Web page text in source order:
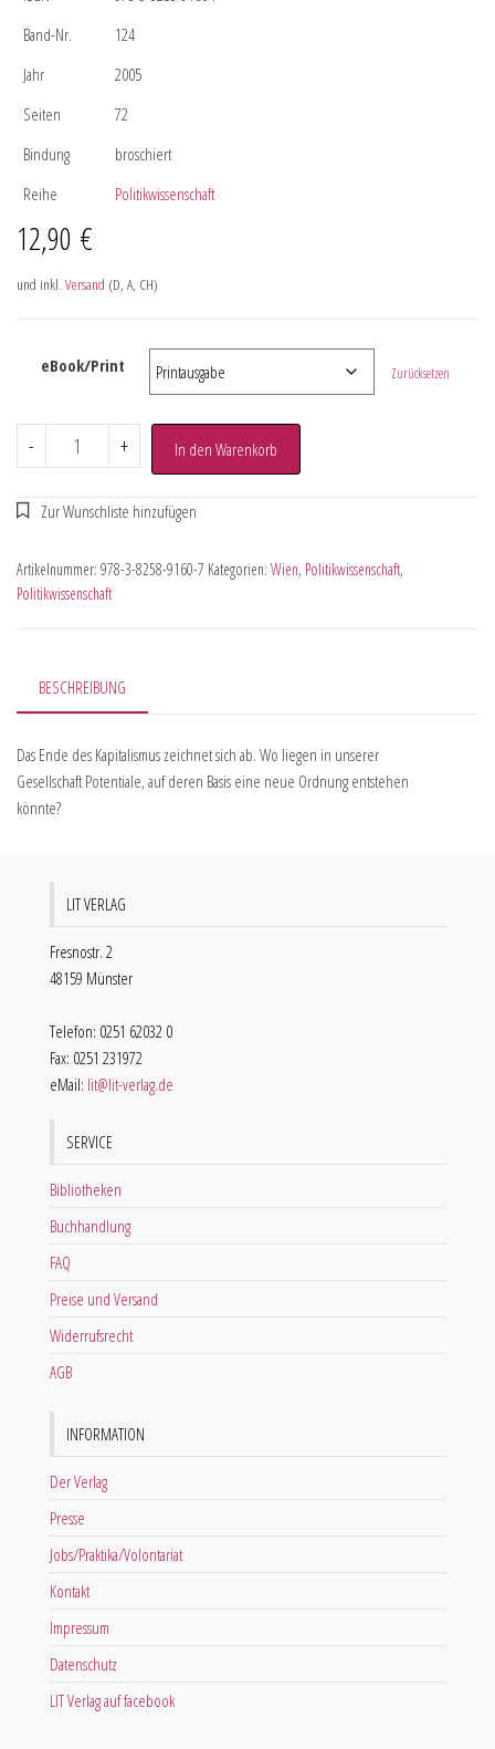
Band-Nr.
124
Jahr
2005
Seiten
72
Bindung
broschiert
Reihe
Politikwissenschaft
12,90 €
und inkl. Versand (D, A, CH)
eBook/Print Zurücksetzen
- + In den Warenkorb
Artikelnummer: 978-3-8258-9160-7 Kategorien: Wien, Politikwissenschaft,
Politikwissenschaft
BESCHREIBUNG
Das Ende des Kapitalismus zeichnet sich ab. Wo liegen in unserer
Gesellschaft Potentiale, auf deren Basis eine neue Ordnung entstehen
könnte?
LIT VERLAG
Fresnostr. 2
48159 Münster
Telefon: 0251 62032 0
Fax: 0251 231972
eMail: lit@lit-verlag.de
SERVICE
Bibliotheken
Buchhandlung
FAQ
Preise und Versand
Widerrufsrecht
AGB
INFORMATION
Der Verlag
Presse
Jobs/Praktika/Volontariat
Kontakt
Impressum
Datenschutz
LIT Verlag auf facebook